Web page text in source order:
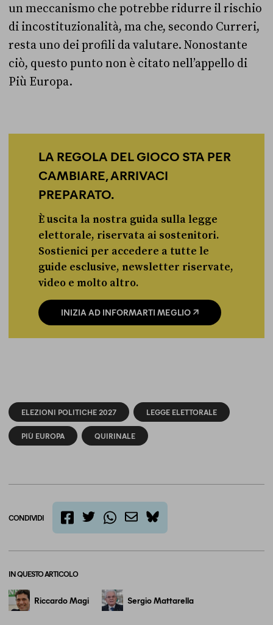
un meccanismo che potrebbe ridurre il rischio
di incostituzionalità, ma che, secondo Curreri,
resta uno dei profili da valutare. Nonostante
ciò, questo punto non è citato nell’appello di
Più Europa.
LA REGOLA DEL GIOCO STA PER
CAMBIARE, ARRIVACI
PREPARATO.
È uscita la nostra guida sulla legge
elettorale, riservata ai sostenitori.
Sostienici per accedere a tutte le
guide esclusive, newsletter riservate,
video e molto altro.
INIZIA AD INFORMARTI MEGLIO
ELEZIONI POLITICHE 2027 LEGGE ELETTORALE
PIÙ EUROPA QUIRINALE
CONDIVIDI
bluesky
IN QUESTO ARTICOLO
Riccardo Magi Sergio Mattarella